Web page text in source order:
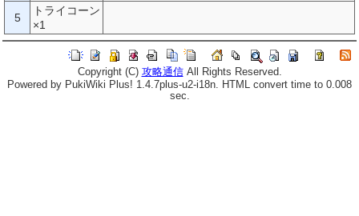
5
トライコーン
×1
Copyright (C) 攻略通信All Rights Reserved.
Powered by PukiWiki Plus! 1.4.7plus-u2-i18n. HTML convert time to 0.008
sec.